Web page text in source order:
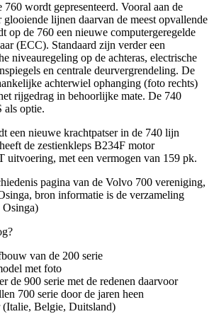
760 wordt gepresenteerd. Vooral aan de
lijnen daarvan de meest opvallende
op de 760 een nieuwe computergeregelde
(ECC). Standaard zijn verder een
niveauregeling op de achteras, electrische
en centrale deurvergrendeling. De
achterwiel ophanging (foto rechts)
rijgedrag in behoorlijke mate. De 740
als optie.
een nieuwe krachtpatser in de 740 lijn
de zestienkleps B234F motor
uitvoering, met een vermogen van 159 pk.
pagina van de Volvo 700 vereniging,
bron informatie is de verzameling
van de 200 serie
met foto
de 900 serie met de redenen daarvoor
700 serie door de jaren heen
Belgie, Duitsland)